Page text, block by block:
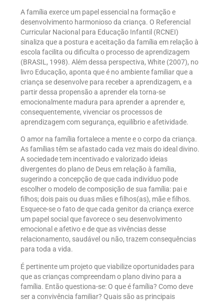
A família exerce um papel essencial na formação e
desenvolvimento harmonioso da criança. O Referencial
Curricular Nacional para Educação Infantil (RCNEI)
sinaliza que a postura e aceitação da família em relação à
escola facilita ou dificulta o processo de aprendizagem
(BRASIL, 1998). Além dessa perspectiva, White (2007), no
livro Educação, aponta que é no ambiente familiar que a
criança se desenvolve para receber a aprendizagem, e a
partir dessa propensão a aprender ela torna-se
emocionalmente madura para aprender a aprender e,
consequentemente, vivenciar os processos de
aprendizagem com segurança, equilíbrio e afetividade.
O amor na família fortalece a mente e o corpo da criança.
As famílias têm se afastado cada vez mais do ideal divino.
A sociedade tem incentivado e valorizado ideias
divergentes do plano de Deus em relação à família,
sugerindo a concepção de que cada indivíduo pode
escolher o modelo de composição de sua família: pai e
filhos; dois pais ou duas mães e filhos(as), mãe e filhos.
Esquece-se o fato de que cada genitor da criança exerce
um papel social que favorece o seu desenvolvimento
emocional e afetivo e de que as vivências desse
relacionamento, saudável ou não, trazem consequências
para toda a vida.
É pertinente um projeto que viabilize oportunidades para
que as crianças compreendam o plano divino para a
família. Então questiona-se: O que é família? Como deve
ser a convivência familiar? Quais são as principais